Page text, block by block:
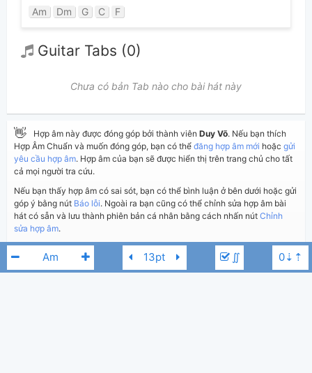
∬
Am Dm G C F
Guitar Tabs (0)
Chưa có bản Tab nào cho bài hát này
👋 Hợp âm này được đóng góp bởi thành viên Duy Võ. Nếu bạn thích
Hợp Âm Chuẩn và muốn đóng góp, bạn có thể đăng hợp âm mới hoặc gửi
yêu cầu hợp âm. Hợp âm của bạn sẽ được hiển thị trên trang chủ cho tất
cả mọi người tra cứu.
Nếu bạn thấy hợp âm có sai sót, bạn có thể bình luận ở bên dưới hoặc gửi
góp ý bằng nút Báo lỗi. Ngoài ra bạn cũng có thể chỉnh sửa hợp âm bài
hát có sẵn và lưu thành phiên bản cá nhân bằng cách nhấn nút Chỉnh
sửa hợp âm.
Thêm vào Chia sẻ In ra giấy Quản lý